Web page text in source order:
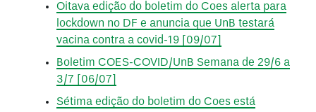
Oitava edição do boletim do Coes alerta para
lockdown no DF e anuncia que UnB testará
vacina contra a covid-19 [09/07]
Boletim COES-COVID/UnB Semana de 29/6 a
3/7 [06/07]
Sétima edição do boletim do Coes está